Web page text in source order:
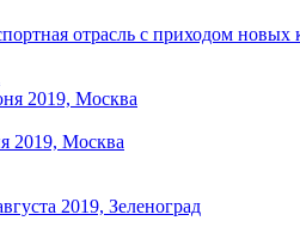
отрасль с приходом новых
2019, Москва
2019, Москва
2019, Зеленоград